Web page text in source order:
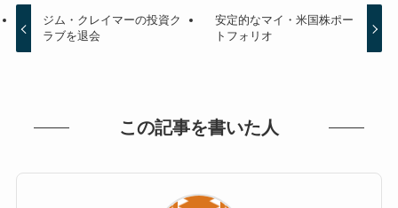
ジム・クレイマーの投資ク
ラブを退会
安定的なマイ・米国株ポー
トフォリオ
この記事を書いた人